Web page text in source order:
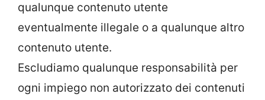
qualunque contenuto utente
eventualmente illegale o a qualunque altro
contenuto utente.
Escludiamo qualunque responsabilità per
ogni impiego non autorizzato dei contenuti